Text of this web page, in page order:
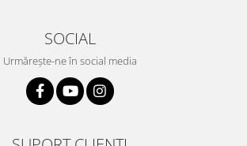
SOCIAL
Urmărește-ne în social media